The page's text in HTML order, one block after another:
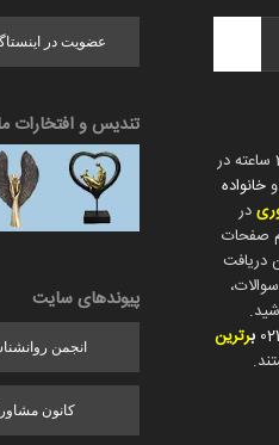
" به صورت 24 ساعته در
و خانواده
در
صفحات
دریافت
برترین
عضویت در
تندیس و افتخارات
پیوندهای سایت
انجمن
کانون